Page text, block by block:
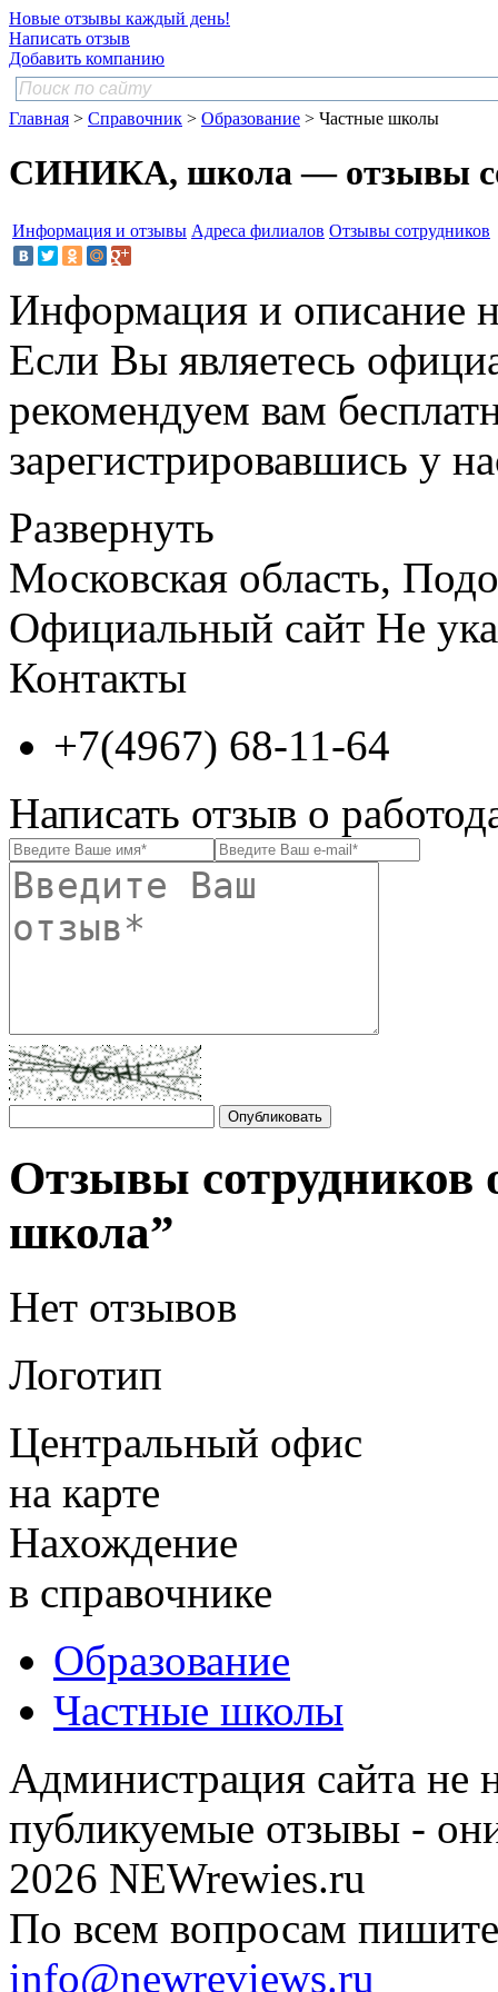
Новые отзывы каждый день!
Написать отзыв
Добавить компанию
Главная > Справочник > Образование > Частные школы
СИНИКА, школа — отзывы
Информация и отзывы Адреса филиалов Отзывы сотрудников
Информация и описание
Если Вы являетесь
рекомендуем вам
зарегистрировавшись у
Развернуть
Московская область,
Официальный сайт Не
Контакты
+7(4967) 68-11-64
Написать отзыв о
Отзывы
школа”
Нет отзывов
Логотип
Центральный офис
на карте
Нахождение
в справочнике
Образование
Частные школы
Администрация сайта не
публикуемые отзывы -
2026 NEWrewies.ru
По всем вопросам
info@newreviews.ru